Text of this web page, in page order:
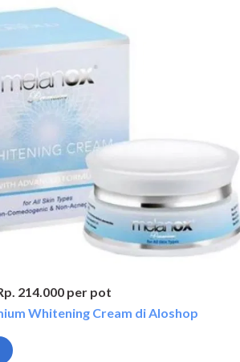
214.000 per pot
Whitening Cream di Aloshop